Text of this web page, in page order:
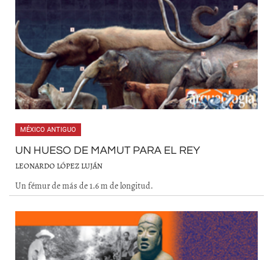
MÉXICO ANTIGUO
UN HUESO DE MAMUT PARA EL REY
LEONARDO LÓPEZ LUJÁN
Un fémur de más de 1.6 m de longitud.